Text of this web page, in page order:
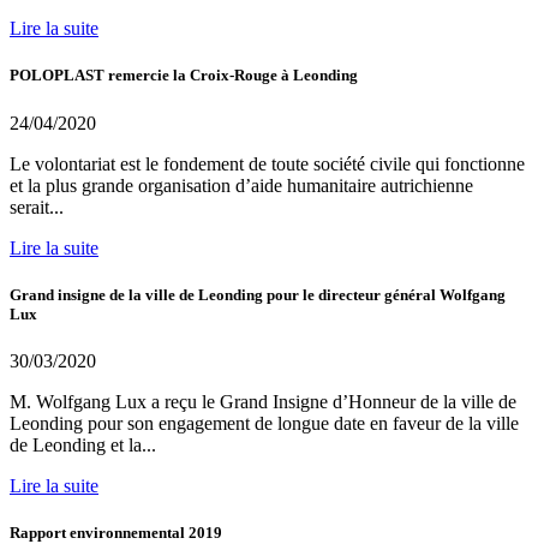
Lire la suite
POLOPLAST remercie la Croix-Rouge à Leonding
24/04/2020
Le volontariat est le fondement de toute société civile qui fonctionne
et la plus grande organisation d’aide humanitaire autrichienne
serait...
Lire la suite
Grand insigne de la ville de Leonding pour le directeur général Wolfgang
Lux
30/03/2020
M. Wolfgang Lux a reçu le Grand Insigne d’Honneur de la ville de
Leonding pour son engagement de longue date en faveur de la ville
de Leonding et la...
Lire la suite
Rapport environnemental 2019